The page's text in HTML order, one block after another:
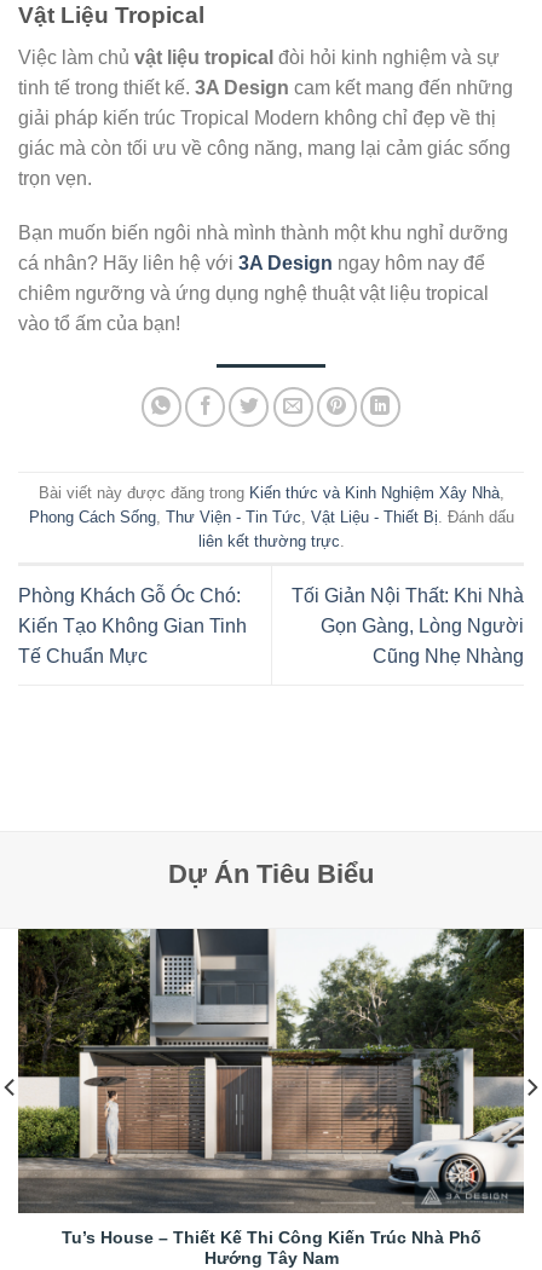
Vật Liệu Tropical
Việc làm chủ vật liệu tropical đòi hỏi kinh nghiệm và sự
tinh tế trong thiết kế. 3A Design cam kết mang đến những
giải pháp kiến trúc Tropical Modern không chỉ đẹp về thị
giác mà còn tối ưu về công năng, mang lại cảm giác sống
trọn vẹn.
Bạn muốn biến ngôi nhà mình thành một khu nghỉ dưỡng
cá nhân? Hãy liên hệ với 3A Design ngay hôm nay để
chiêm ngưỡng và ứng dụng nghệ thuật vật liệu tropical
vào tổ ấm của bạn!
Bài viết này được đăng trong Kiến thức và Kinh Nghiệm Xây Nhà,
Phong Cách Sống, Thư Viện - Tin Tức Vật Liệu - Thiết Bị . Đánh dấu
liên kết thường trực
Phòng Khách Gỗ Óc Chó:
Kiến Tạo Không Gian Tinh
Tế Chuẩn Mực
Tối Giản Nội Thất: Khi Nhà
Gọn Gàng, Lòng Người
Cũng Nhẹ Nhàng
Dự Án Tiêu Biểu
Tu’s House – Thiết Kế Thi Công Kiến Trúc Nhà Phố
Hướng Tây Nam